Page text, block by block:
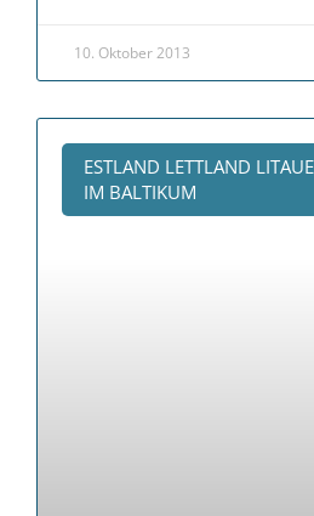
10. Oktober 2013
ESTLAND LETTLAND
IM BALTIKUM